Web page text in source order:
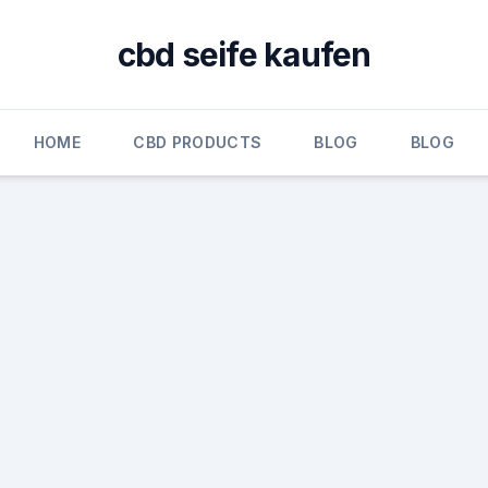
cbd seife kaufen
HOME CBD PRODUCTS BLOG BLOG